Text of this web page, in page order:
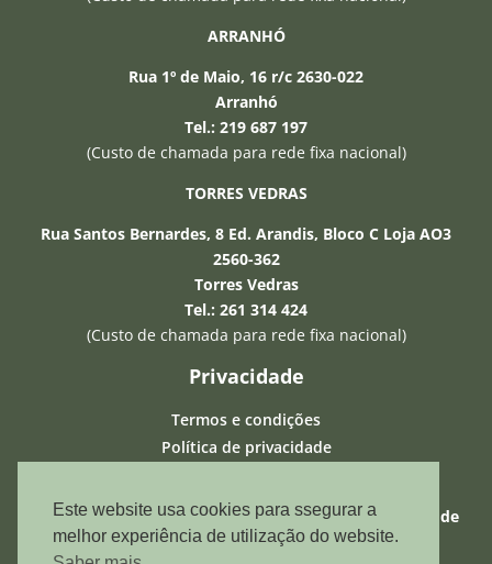
ARRANHÓ
Rua 1º de Maio, 16 r/c 2630-022
Arranhó
Tel.: 219 687 197
(Custo de chamada para rede fixa nacional)
TORRES VEDRAS
Rua Santos Bernardes, 8 Ed. Arandis, Bloco C Loja AO3
2560-362
Torres Vedras
Tel.: 261 314 424
(Custo de chamada para rede fixa nacional)
Privacidade
Termos e condições
Política de privacidade
ASF – Autoridade de Supervisão de Seguros e Fundos de
Pensões:407055767
posso esclarecer qualquer duvida que
tenha. Relembro que a informação que
forneço é baseada em inteligência
artificial e pode não estar correcta.
Este website usa cookies para ssegurar a
melhor experiência de utilização do website.